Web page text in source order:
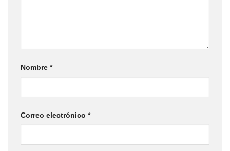
Nombre *
Correo electrónico *